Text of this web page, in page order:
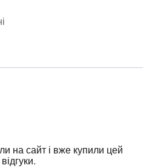
на сайт і вже купили цей